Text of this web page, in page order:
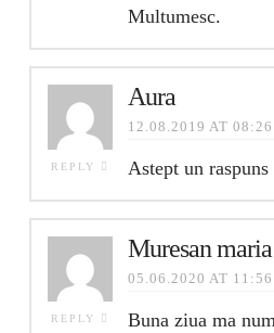
Multumesc.
REPLY
Aura
12.08.2019 AT 08:26
Astept un
REPLY
Muresan maria
05.06.2020 AT 11:56
Buna ziua ma